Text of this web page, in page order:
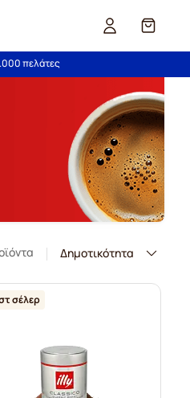
Καλάθι
πελάτες
σέλερ